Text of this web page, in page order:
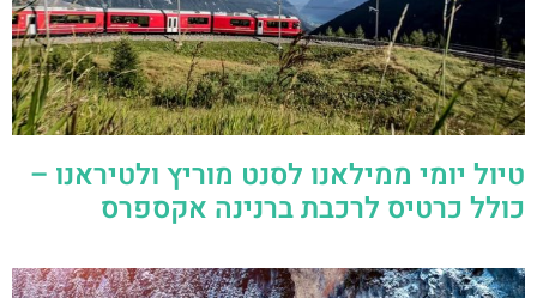
טיול יומי ממילאנו לסנט מוריץ ולטיראנו –
כולל כרטיס לרכבת ברנינה אקספרס